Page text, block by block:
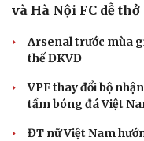
và Hà Nội FC dễ thở
Arsenal trước mùa
thế ĐKVĐ
VPF thay đổi bộ
tầm bóng đá Việt
ĐT nữ Việt Nam